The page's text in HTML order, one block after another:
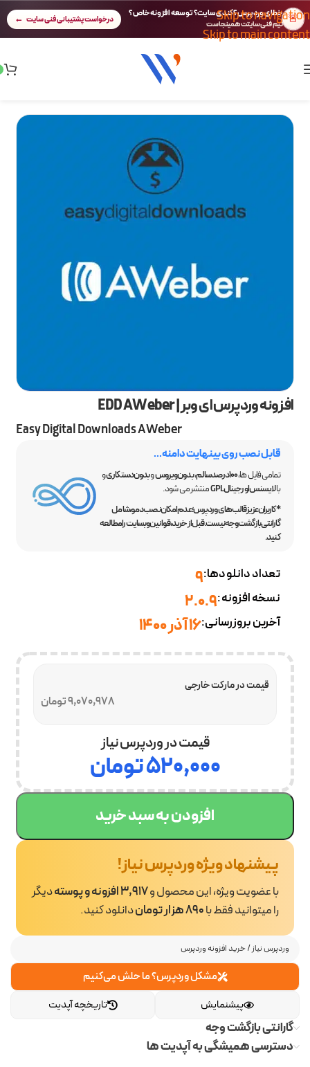
Skip to navigation
Skip to main content
🚨 خطای وردپرس؟ کندی سایت؟ توسعه افزونه خاص؟
تیم فنی سایتت همینجاست درخواست پشتیبانی فنی سایت
وردپرس نیاز/خرید افزونه وردپرس
مشکل وردپرس؟ ما حلش می‌کنیم
تاریخچه آپدیت
پیشنمایش
گارانتی بازگشت وجه
دسترسی همیشگی به آپدیت ها
افزونه وردپرس ای وبر | EDD AWeber
Easy Digital Downloads AWeber
قابل نصب روی بینهایت دامنه...
تمامی فایل ها،100 درصد سالم ،بدون ویروسوبدون دستکاریو
بالایسنس اورجینال GPL
منتشر می شود.
*کاربران عزیز قالب‌های وردپرس؛ عدم امکان نصب دمو، شامل
گارانتی بازگشت وجه نیست. قبل از خرید، قوانین وبسایت را مطالعه
کنید.
تعداد دانلودها:9
نسخه افزونه:2.0.9
آخرین بروزرسانی:16 آذر 1400
9,070,978 تومان
قیمت در مارکت خارجی
قیمت در وردپرس نیاز
۵۲۰,۰۰۰تومان
افزودن به سبد خرید
پیشنهاد ویژه وردپرس نیاز!
با عضویت ویژه، این محصول و3,917 افزونه و پوسته
دیگر
را میتوانید فقط با890 هزار تومان دانلود کنید.